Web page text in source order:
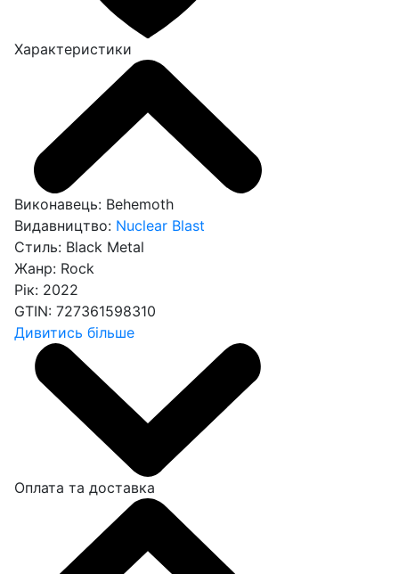
Характеристики
Виконавець: Behemoth
Видавництво: Nuclear Blast
Стиль: Black Metal
Жанр: Rock
Рік: 2022
GTIN: 727361598310
Дивитись більше
Оплата та доставка